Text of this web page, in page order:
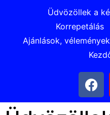
Üdvözöllek a
Korrepetálás
Ajánlások, vélemények